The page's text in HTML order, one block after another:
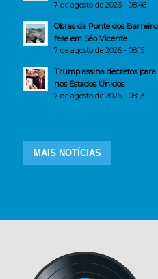
7 de agosto de 2026 - 08:46
Obras da Ponte dos
fase em São Vicente
7 de agosto de 2026 - 08:15
Trump assina decretos
nos Estados Unidos
7 de agosto de 2026 - 08:13
MAIS NOTÍCIAS